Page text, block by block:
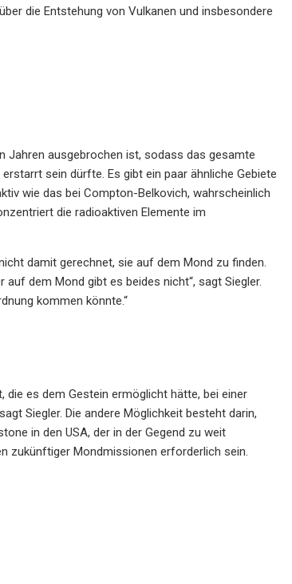
die Entstehung von Vulkanen und insbesondere
Jahren ausgebrochen ist, sodass das gesamte
sein dürfte. Es gibt ein paar ähnliche Gebiete
wie das bei Compton-Belkovich, wahrscheinlich
die radioaktiven Elemente im
damit gerechnet, sie auf dem Mond zu finden.
dem Mond gibt es beides nicht“, sagt Siegler.
kommen könnte.“
es dem Gestein ermöglicht hätte, bei einer
Siegler. Die andere Möglichkeit besteht darin,
in den USA, der in der Gegend zu weit
zukünftiger Mondmissionen erforderlich sein.